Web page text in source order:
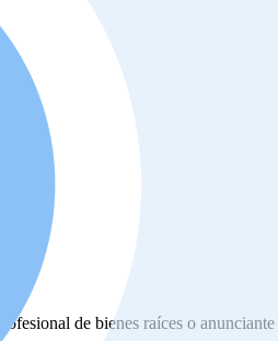
de bienes raíces o